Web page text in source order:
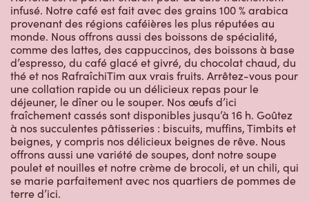
infusé. Notre café est fait avec des grains 100 % arabica
provenant des régions caféières les plus réputées au
monde. Nous offrons aussi des boissons de spécialité,
comme des lattes, des cappuccinos, des boissons à base
d’espresso, du café glacé et givré, du chocolat chaud, du
thé et nos RafraîchiTim aux vrais fruits. Arrêtez-vous pour
une collation rapide ou un délicieux repas pour le
déjeuner, le dîner ou le souper. Nos œufs d’ici
fraîchement cassés sont disponibles jusqu’à 16 h. Goûtez
à nos succulentes pâtisseries : biscuits, muffins, Timbits et
beignes, y compris nos délicieux beignes de rêve. Nous
offrons aussi une variété de soupes, dont notre soupe
poulet et nouilles et notre crème de brocoli, et un chili, qui
se marie parfaitement avec nos quartiers de pommes de
terre d’ici.